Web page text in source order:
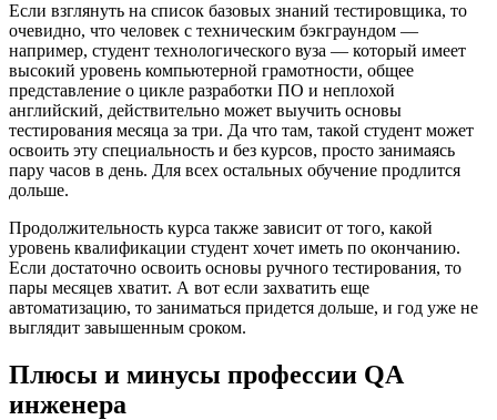
Если взглянуть на список базовых знаний тестировщика, то
очевидно, что человек с техническим бэкграундом —
например, студент технологического вуза — который имеет
высокий уровень компьютерной грамотности, общее
представление о цикле разработки ПО и неплохой
английский, действительно может выучить основы
тестирования месяца за три. Да что там, такой студент может
освоить эту специальность и без курсов, просто занимаясь
пару часов в день. Для всех остальных обучение продлится
дольше.
Продолжительность курса также зависит от того, какой
уровень квалификации студент хочет иметь по окончанию.
Если достаточно освоить основы ручного тестирования, то
пары месяцев хватит. А вот если захватить еще
автоматизацию, то заниматься придется дольше, и год уже не
выглядит завышенным сроком.
Плюсы и минусы профессии QA
инженера